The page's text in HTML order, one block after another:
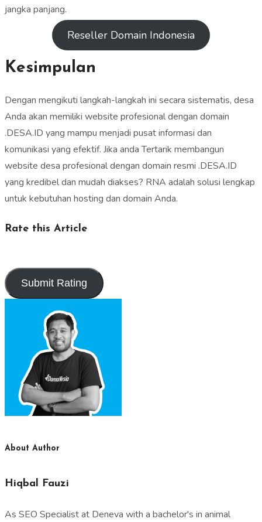
jangka panjang.
Reseller Domain Indonesia
Kesimpulan
Dengan mengikuti langkah-langkah ini secara sistematis, desa
Anda akan memiliki website profesional dengan domain
.DESA.ID yang mampu menjadi pusat informasi dan
komunikasi yang efektif. Jika anda Tertarik membangun
website desa profesional dengan domain resmi .DESA.ID
yang kredibel dan mudah diakses? RNA adalah solusi lengkap
untuk kebutuhan hosting dan domain Anda.
Rate this Article
About Author
Hiqbal Fauzi
As SEO Specialist at Deneva with a bachelor's in animal